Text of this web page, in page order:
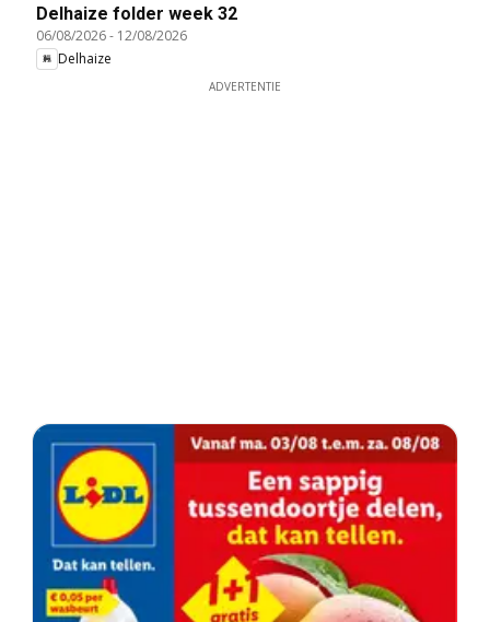
Delhaize folder week 32
06/08/2026- 12/08/2026
Delhaize
ADVERTENTIE